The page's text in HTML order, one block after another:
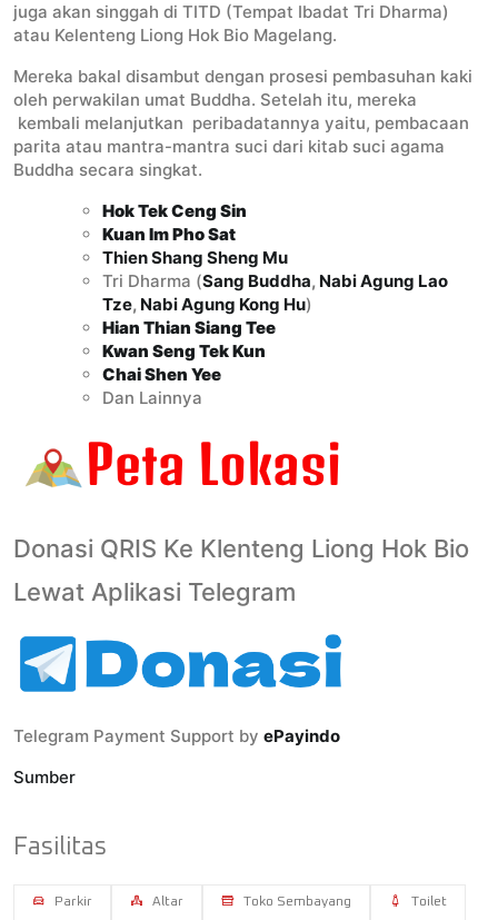
juga akan singgah di TITD (Tempat Ibadat Tri Dharma)
atau Kelenteng Liong Hok Bio Magelang.
Mereka bakal disambut dengan prosesi pembasuhan kaki
oleh perwakilan umat Buddha. Setelah itu, mereka
kembali melanjutkan peribadatannya yaitu, pembacaan
parita atau mantra-mantra suci dari kitab suci agama
Buddha secara singkat.
Hok Tek Ceng Sin
Kuan Im Pho Sat
Thien Shang Sheng Mu
Tri Dharma (Sang Buddha, Nabi Agung Lao
Tze, Nabi Agung Kong Hu)
Hian Thian Siang Tee
Kwan Seng Tek Kun
Chai Shen Yee
Dan Lainnya
Donasi QRIS Ke Klenteng Liong Hok Bio
Lewat Aplikasi Telegram
Telegram Payment Support by ePayindo
Sumber
Fasilitas
Parkir Altar Toko Sembayang Toilet